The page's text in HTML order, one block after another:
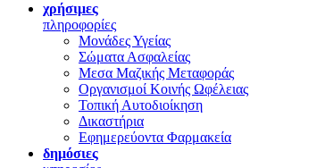
χρήσιμες
πληροφορίες
Μονάδες Υγείας
Σώματα Ασφαλείας
Μεσα Μαζικής Μεταφοράς
Οργανισμοί Κοινής Ωφέλειας
Τοπική Αυτοδιοίκηση
Δικαστήρια
Εφημερεύοντα Φαρμακεία
δημόσιες